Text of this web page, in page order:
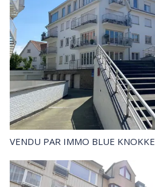
VENDU PAR IMMO BLUE KNOKKE